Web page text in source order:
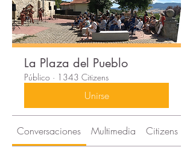
La Plaza del Pueblo
Público · 1343 Citizens
Unirse
Conversaciones Multimedia Citizens